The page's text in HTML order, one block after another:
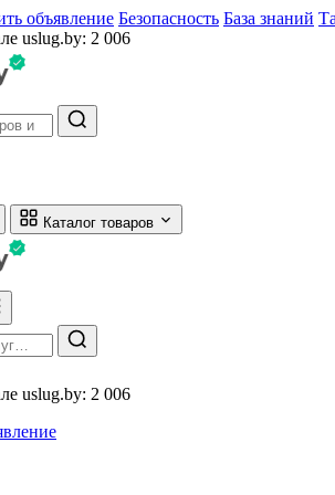
объявление Безопасность База знаний
uslug.by: 2 006
Каталог товаров
uslug.by: 2 006